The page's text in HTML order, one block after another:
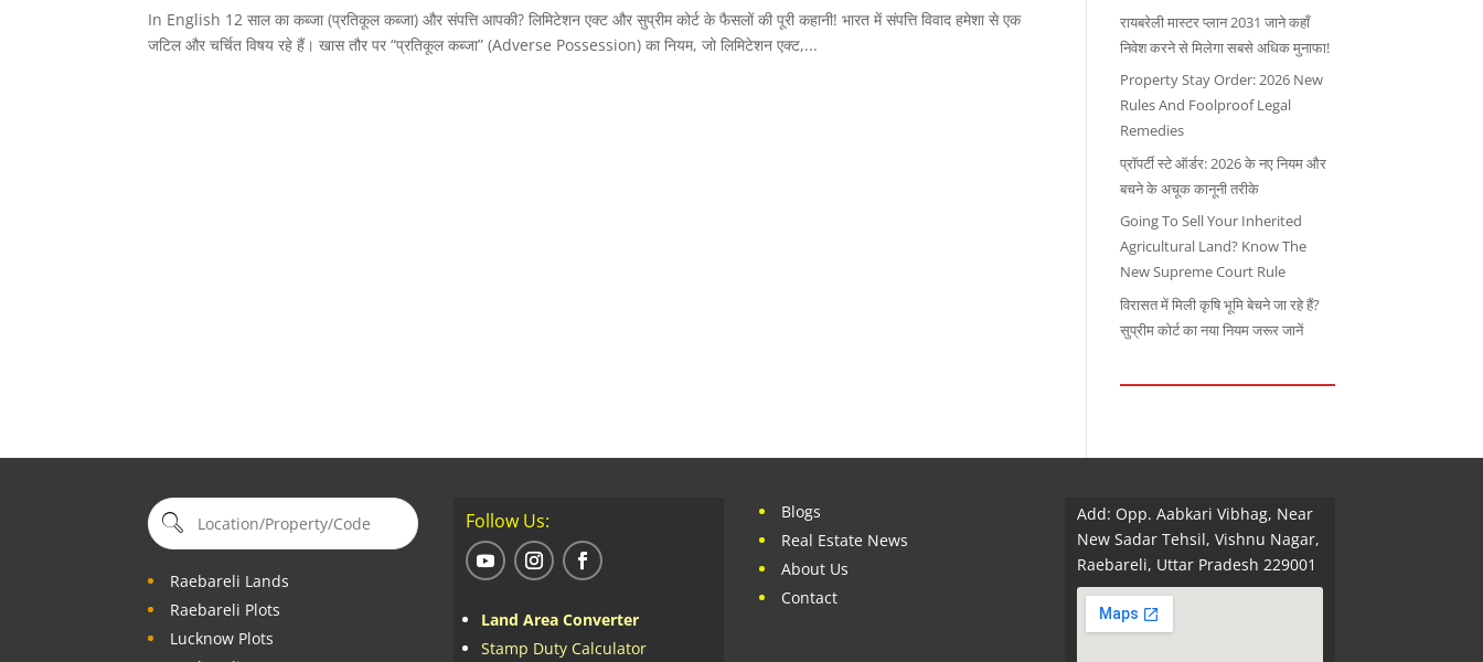
In English 12 साल का कब्जा (प्रतिकूल कब्जा) और संपत्ति आपकी? लिमिटेशन एक्ट और सुप्रीम कोर्ट के फैसलों की पूरी कहानी! भारत में संपत्ति विवाद हमेशा से एक
जटिल और चर्चित विषय रहे हैं। खास तौर पर “प्रतिकूल कब्जा” (Adverse Possession) का नियम, जो लिमिटेशन एक्ट,...
रायबरेली मास्टर प्लान 2031 जाने कहाँ
निवेश करने से मिलेगा सबसे अधिक मुनाफा!
Property Stay Order: 2026 New
Rules And Foolproof Legal
Remedies
प्रॉपर्टी स्टे ऑर्डर: 2026 के नए नियम और
बचने के अचूक कानूनी तरीके
Going To Sell Your Inherited
Agricultural Land? Know The
New Supreme Court Rule
विरासत में मिली कृषि भूमि बेचने जा रहे हैं?
सुप्रीम कोर्ट का नया नियम जरूर जानें
Raebareli Lands
Raebareli Plots
Lucknow Plots
Follow Us:
Land Area Converter
Stamp Duty Calculator
Blogs
Real Estate News
About Us
Contact
Add: Opp. Aabkari Vibhag, Near
New Sadar Tehsil, Vishnu Nagar,
Raebareli, Uttar Pradesh 229001